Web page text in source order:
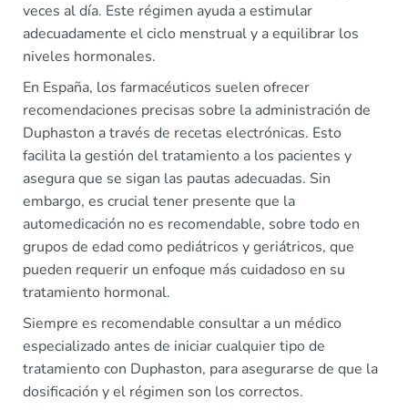
veces al día. Este régimen ayuda a estimular
adecuadamente el ciclo menstrual y a equilibrar los
niveles hormonales.
En España, los farmacéuticos suelen ofrecer
recomendaciones precisas sobre la administración de
Duphaston a través de recetas electrónicas. Esto
facilita la gestión del tratamiento a los pacientes y
asegura que se sigan las pautas adecuadas. Sin
embargo, es crucial tener presente que la
automedicación no es recomendable, sobre todo en
grupos de edad como pediátricos y geriátricos, que
pueden requerir un enfoque más cuidadoso en su
tratamiento hormonal.
Siempre es recomendable consultar a un médico
especializado antes de iniciar cualquier tipo de
tratamiento con Duphaston, para asegurarse de que la
dosificación y el régimen son los correctos.